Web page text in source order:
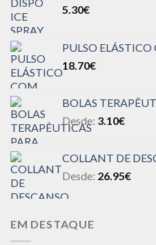
5.30€
PULSO
18.70€
BOLAS
Desde: 3.10€
COLLANT DE
Desde: 26.95€
EM DESTAQUE